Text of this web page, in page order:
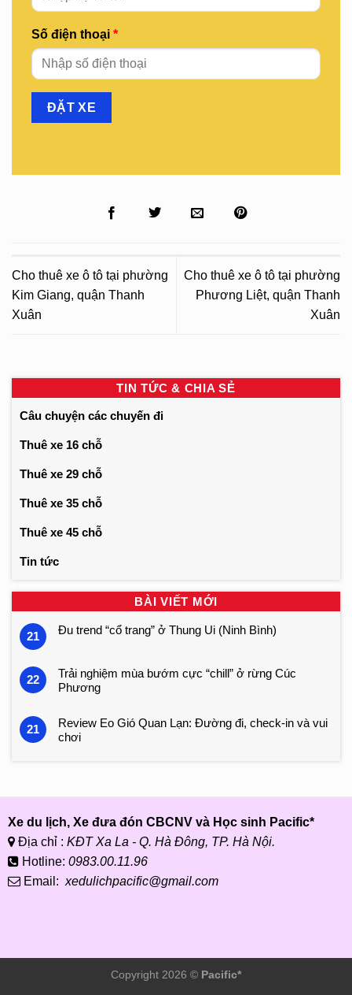
Số điện thoại *
Cho thuê xe ô tô tại phường
Kim Giang, quận Thanh
Xuân
Cho thuê xe ô tô tại phường
Phương Liệt, quận Thanh
Xuân
TIN TỨC & CHIA SẺ
Câu chuyện các chuyến đi
Thuê xe 16 chỗ
Thuê xe 29 chỗ
Thuê xe 35 chỗ
Thuê xe 45 chỗ
Tin tức
BÀI VIẾT MỚI
21 Đu trend “cổ trang” ở Thung Ui (Ninh Bình)
22
Trải nghiệm mùa bướm cực “chill” ở rừng Cúc
Phương
21
Review Eo Gió Quan Lạn: Đường đi, check-in và vui
chơi
Xe du lịch, Xe đưa đón CBCNV và Học sinh Pacific*
Địa chỉ : KĐT Xa La - Q. Hà Đông, TP. Hà Nội.
Hotline: 0983.00.11.96
Email: xedulichpacific@gmail.com
Copyright 2026 © Pacific*